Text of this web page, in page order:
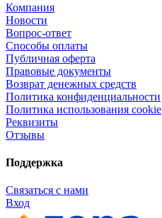
Компания
Новости
Вопрос-ответ
Способы оплаты
Публичная оферта
Правовые документы
Возврат денежных средств
Политика конфиденциальности
Политика использования cookie
Реквизиты
Отзывы
Поддержка
Связаться с нами
Вход